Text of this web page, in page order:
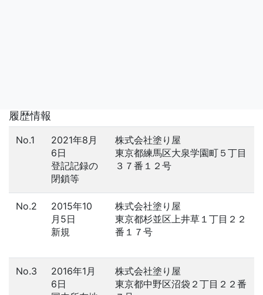
履歴情報
No.1
2021年8月
6日
登記記録の
閉鎖等
株式会社塗り屋
東京都練馬区大泉学園町５丁目
３７番１２号
No.2
2015年10
月5日
新規
株式会社塗り屋
東京都杉並区上井草１丁目２２
番１７号
No.3
2016年1月
6日
株式会社塗り屋
東京都中野区沼袋２丁目２２番